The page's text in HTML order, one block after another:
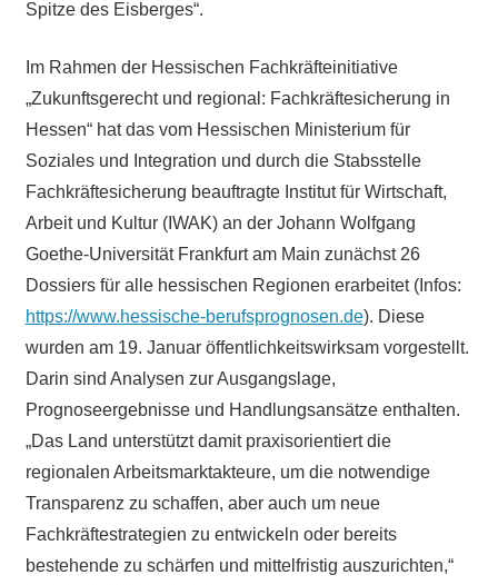
Spitze des Eisberges“.
Im Rahmen der Hessischen Fachkräfteinitiative
„Zukunftsgerecht und regional: Fachkräftesicherung in
Hessen“ hat das vom Hessischen Ministerium für
Soziales und Integration und durch die Stabsstelle
Fachkräftesicherung beauftragte Institut für Wirtschaft,
Arbeit und Kultur (IWAK) an der Johann Wolfgang
Goethe-Universität Frankfurt am Main zunächst 26
Dossiers für alle hessischen Regionen erarbeitet (Infos:
https://www.hessische-berufsprognosen.de). Diese
wurden am 19. Januar öffentlichkeitswirksam vorgestellt.
Darin sind Analysen zur Ausgangslage,
Prognoseergebnisse und Handlungsansätze enthalten.
„Das Land unterstützt damit praxisorientiert die
regionalen Arbeitsmarktakteure, um die notwendige
Transparenz zu schaffen, aber auch um neue
Fachkräftestrategien zu entwickeln oder bereits
bestehende zu schärfen und mittelfristig auszurichten,“